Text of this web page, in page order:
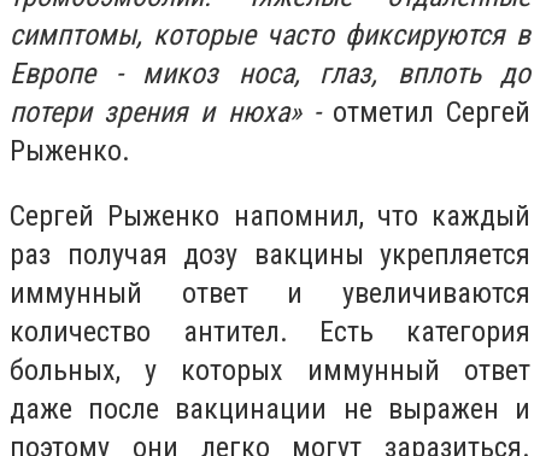
симптомы, которые часто фиксируются в
Европе - микоз носа, глаз, вплоть до
потери зрения и нюха» - отметил Сергей
Рыженко.
Сергей Рыженко напомнил, что каждый
раз получая дозу вакцины укрепляется
иммунный ответ и увеличиваются
количество антител. Есть категория
больных, у которых иммунный ответ
даже после вакцинации не выражен и
поэтому они легко могут заразиться.